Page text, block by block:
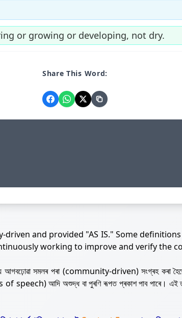
or growing or developing, not dry.
Share This Word:
driven and provided "AS IS." Some
working to improve and verify the
আগবঢ়োৱা সমলৰ পৰা (community-driven) সংগ্ৰহ কৰা
of speech) আদি অশুদ্ধ বা পুৰণি ৰূপত প্ৰকাশ পাব পাৰে। এই